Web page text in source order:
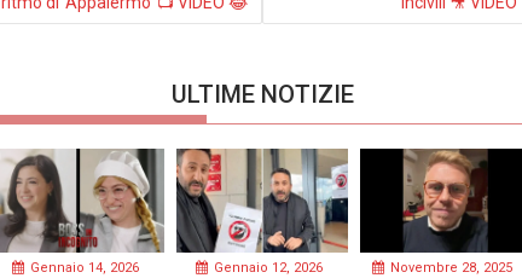
ULTIME NOTIZIE
Gennaio 14, 2026 Gennaio 12, 2026 Novembre 28, 2025